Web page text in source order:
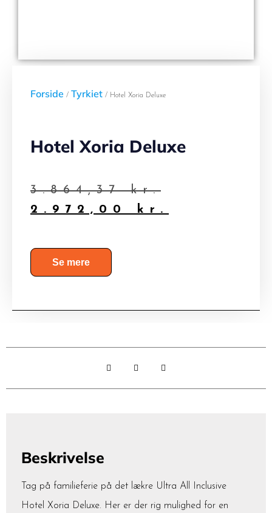
Forside / Tyrkiet / Hotel Xoria Deluxe
Hotel Xoria Deluxe
3.864,37kr.
2.972,00 kr.
Se mere
Beskrivelse
Tag på familieferie på det lækre Ultra All Inclusive
Hotel Xoria Deluxe. Her er der rig mulighed for en